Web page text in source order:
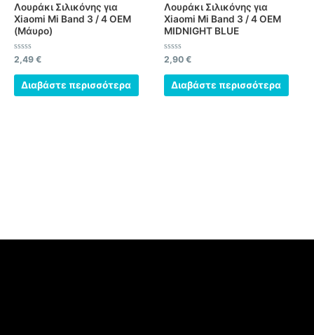
Λουράκι Σιλικόνης για
Xiaomi Mi Band 3 / 4 OEM
(Μάυρο)
Βαθμολογήθηκε
με
0
από
2,49 €
Διαβάστε περισσότερα
Λουράκι Σιλικόνης για
Xiaomi Mi Band 3 / 4 OEM
MIDNIGHT BLUE
Βαθμολογήθηκε
με
0
από
2,90 €
Διαβάστε περισσότερα